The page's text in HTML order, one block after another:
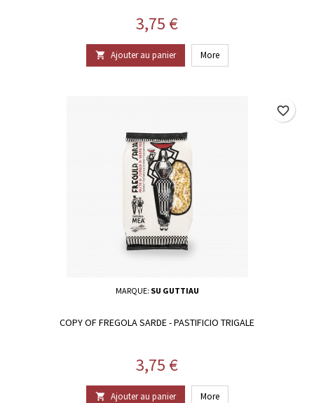
Prix
3,75 €
 Ajouter au panier More
MARQUE: SU GUTTIAU
COPY OF FREGOLA SARDE - PASTIFICIO TRIGALE
Prix
3,75 €
 Ajouter au panier More
favorite_border